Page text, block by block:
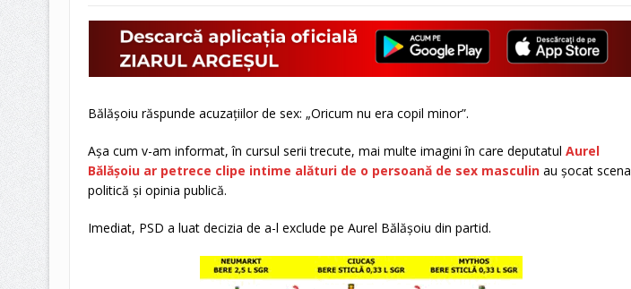
Bălășoiu răspunde acuzațiilor de sex: „Oricum nu era copil minor”.
Așa cum v-am informat, în cursul serii trecute, mai multe imagini în care deputatul Aurel
Bălășoiu ar petrece clipe intime alături de o persoană de sex masculinau șocat scena
politică și opinia publică.
Imediat, PSD a luat decizia de a-l exclude pe Aurel Bălășoiu din partid.